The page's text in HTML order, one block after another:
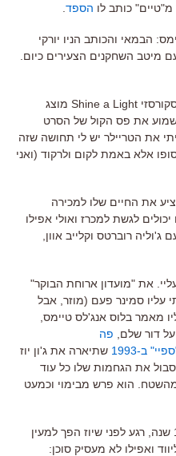
מ"טיים" כותב לו הספד
הבמאי והכותב הניו יורקי
קצרים עם מיטב השחקנים הצעירים כיום.
ושניה לפני שהסרט הדוקומנטרי של סקורסזי Shine a Light מוצג
את פס הקול של הסרט
את הטריילר יש לי תחושה שזה
אלא באמת לקום ולרקוד (ואני
את החיים שלו למכירה
לגשת למכרז ואולי אפילו
רוברטס וקלייב אוון,
את "מועדון ארוחת הבוקר"
עליו סמינר פעם (מוזר, אבל
מאמר בלוס אנג'לס טיימס,
דור שלם, פה
ב-1993
שתיארה את ג'ון יוז
את הגחמות שלו כל עוד
מהשטח. הוא פרש מבימוי וכמעט
ככה נחתמה הכתבה ההיא מלפני 15 שנה, רגע לפני שיוז הפך למעין
ואפילו לא מעסיק סוכן: